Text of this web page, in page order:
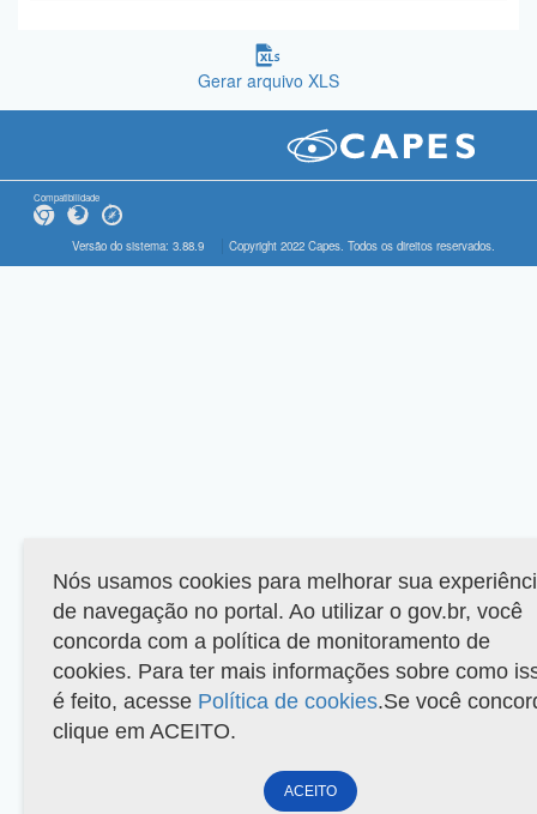
Gerar arquivo XLS
Compatibilidade
Versão do sistema: 3.88.9 Copyright 2022 Capes. Todos os direitos reservados.
Nós usamos cookies para melhorar sua
de navegação no portal. Ao utilizar o gov.br, você
concorda com a política de monitoramento de
cookies. Para ter mais informações sobre como
é feito, acesse Política de cookies.Se você
clique em ACEITO.
ACEITO